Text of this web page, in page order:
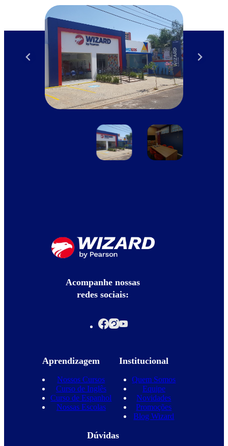
Acompanhe nossas
redes sociais:
Aprendizagem
Nossos Cursos
Curso de Inglês
Curso de Espanhol
Nossas Escolas
Institucional
Quem Somos
Equipe
Novidades
Promoções
Blog Wizard
Dúvidas